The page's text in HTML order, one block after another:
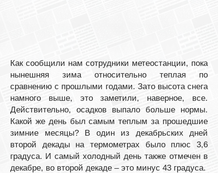
Как сообщили нам сотрудники метеостанции, пока
нынешняя зима относительно теплая по
сравнению с прошлыми годами. Зато высота снега
намного выше, это заметили, наверное, все.
Действительно, осадков выпало больше нормы.
Какой же день был самым теплым за прошедшие
зимние месяцы? В один из декабрьских дней
второй декады на термометрах было плюс 3,6
градуса. И самый холодный день также отмечен в
декабре, во второй декаде – это минус 43 градуса.